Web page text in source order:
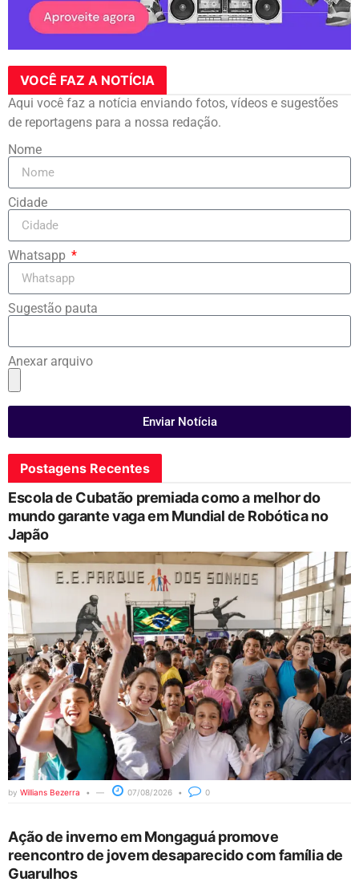
VOCÊ FAZ A NOTÍCIA
Aqui você faz a notícia enviando fotos, vídeos e sugestões
de reportagens para a nossa redação.
Nome
Cidade
Whatsapp
Sugestão pauta
Anexar arquivo
Enviar Notícia
Postagens Recentes
Escola de Cubatão premiada como a melhor do
mundo garante vaga em Mundial de Robótica no
Japão
by Willians Bezerra 07/08/2026 0
Ação de inverno em Mongaguá promove
reencontro de jovem desaparecido com família de
Guarulhos